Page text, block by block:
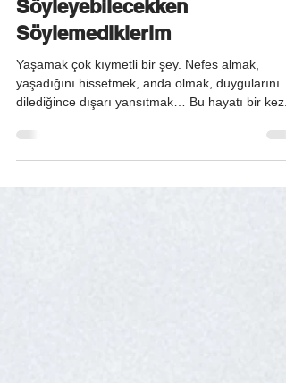
Yapabilecekken
Yapmadıklarım,
Söyleyebilecekken
Söylemediklerim
Yaşamak çok kıymetli bir şey. Nefes almak,